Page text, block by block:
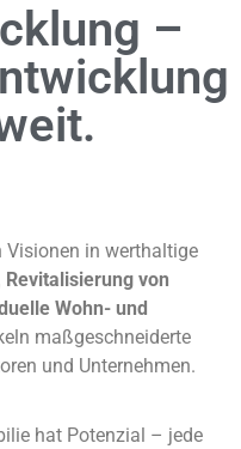
–
Visionen in werthaltige
Revitalisierung von
Wohn- und
maßgeschneiderte
und Unternehmen.
hat Potenzial – jede